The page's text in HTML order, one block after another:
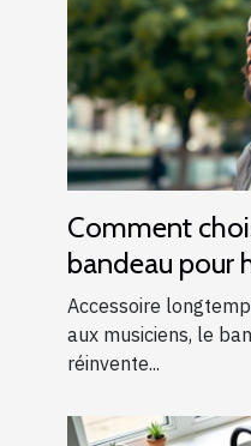
Comment
bandeau pour
modernes ?
Accessoire
aux musiciens, le
réinvente...